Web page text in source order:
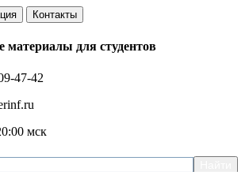
Контакты
для студентов
47-42
мск